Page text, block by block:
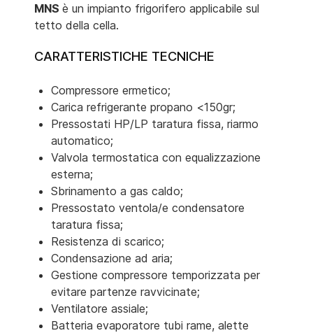
MNS è un impianto frigorifero applicabile sul
tetto della cella.
CARATTERISTICHE TECNICHE
Compressore ermetico;
Carica refrigerante propano <150gr;
Pressostati HP/LP taratura fissa, riarmo
automatico;
Valvola termostatica con equalizzazione
esterna;
Sbrinamento a gas caldo;
Pressostato ventola/e condensatore
taratura fissa;
Resistenza di scarico;
Condensazione ad aria;
Gestione compressore temporizzata per
evitare partenze ravvicinate;
Ventilatore assiale;
Batteria evaporatore tubi rame, alette